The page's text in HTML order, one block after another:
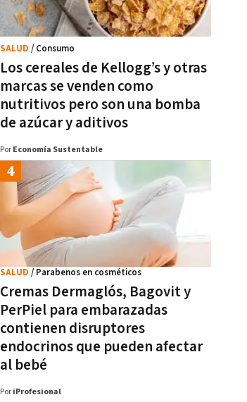
Los cereales de Kellogg’s y otras
marcas se venden como
nutritivos pero son una bomba
de azúcar y aditivos
SALUD / Consumo
Por Economía Sustentable
Cremas Dermaglós, Bagovit y
PerPiel para embarazadas
contienen disruptores
endocrinos que pueden afectar
al bebé
SALUD / Parabenos en cosméticos
Por iProfesional